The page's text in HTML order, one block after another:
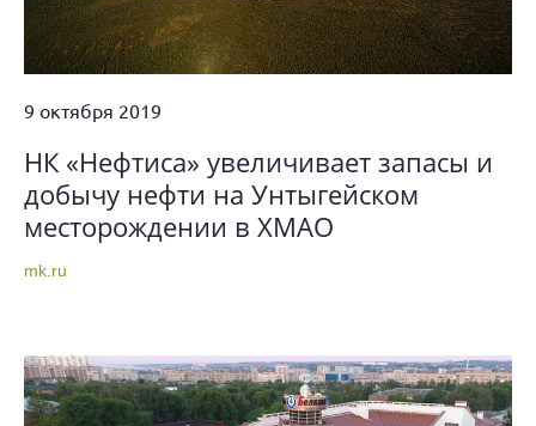
9 октября 2019
НК «Нефтиса» увеличивает запасы и
добычу нефти на Унтыгейском
месторождении в ХМАО
mk.ru